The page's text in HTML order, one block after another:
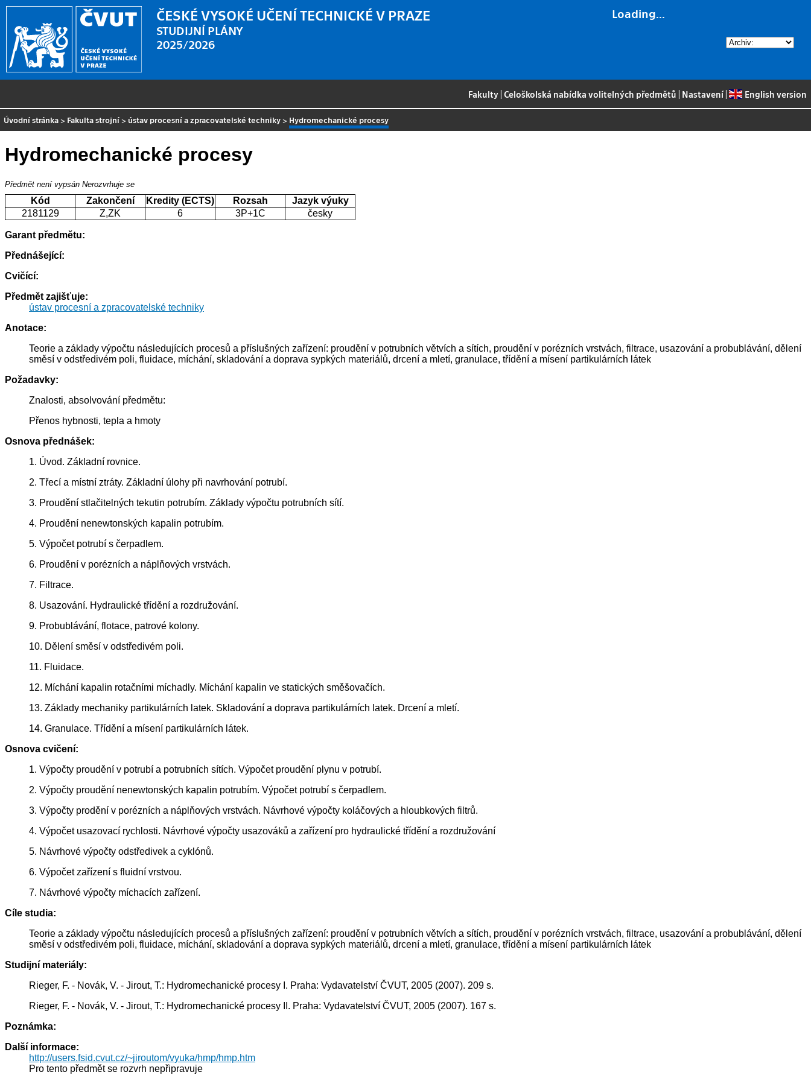
Loading...
ČESKÉ VYSOKÉ UČENÍ TECHNICKÉ V PRAZE
STUDIJNÍ PLÁNY
2025/2026
Fakulty |Celoškolská nabídka volitelných předmětů Nastavení| English version
Úvodní stránka > Fakulta strojní > ústav procesní a zpracovatelské techniky > Hydromechanické procesy
Hydromechanické procesy
Předmět není vypsán Nerozvrhuje se
Kód Zakončení Kredity (ECTS) Rozsah
Jazyk výuky
2181129
Z,ZK 6 3P+1C česky
Garant předmětu:
Přednášející:
Cvičící:
Předmět zajišťuje:
ústav procesní a zpracovatelské techniky
Anotace:
Teorie a základy výpočtu následujících procesů a příslušných zařízení: proudění v potrubních větvích a sítích, proudění v porézních vrstvách, filtrace, usazování a probublávání, dělení
směsí v odstředivém poli, fluidace, míchání, skladování a doprava sypkých materiálů, drcení a mletí, granulace, třídění a mísení partikulárních látek
Požadavky:
Znalosti, absolvování předmětu:
Přenos hybnosti, tepla a hmoty
Osnova přednášek:
1. Úvod. Základní rovnice.
2. Třecí a místní ztráty. Základní úlohy při navrhování potrubí.
3. Proudění stlačitelných tekutin potrubím. Základy výpočtu potrubních sítí.
4. Proudění nenewtonských kapalin potrubím.
5. Výpočet potrubí s čerpadlem.
6. Proudění v porézních a náplňových vrstvách.
7. Filtrace.
8. Usazování. Hydraulické třídění a rozdružování.
9. Probublávání, flotace, patrové kolony.
10. Dělení směsí v odstředivém poli.
11. Fluidace.
12. Míchání kapalin rotačními míchadly. Míchání kapalin ve statických směšovačích.
13. Základy mechaniky partikulárních latek. Skladování a doprava partikulárních latek. Drcení a mletí.
14. Granulace. Třídění a mísení partikulárních látek.
Osnova cvičení:
1. Výpočty proudění v potrubí a potrubních sítích. Výpočet proudění plynu v potrubí.
2. Výpočty proudění nenewtonských kapalin potrubím. Výpočet potrubí s čerpadlem.
3. Výpočty prodění v porézních a náplňových vrstvách. Návrhové výpočty koláčových a hloubkových filtrů.
4. Výpočet usazovací rychlosti. Návrhové výpočty usazováků a zařízení pro hydraulické třídění a rozdružování
5. Návrhové výpočty odstředivek a cyklónů.
6. Výpočet zařízení s fluidní vrstvou.
7. Návrhové výpočty míchacích zařízení.
Cíle studia:
Teorie a základy výpočtu následujících procesů a příslušných zařízení: proudění v potrubních větvích a sítích, proudění v porézních vrstvách, filtrace, usazování a probublávání, dělení
směsí v odstředivém poli, fluidace, míchání, skladování a doprava sypkých materiálů, drcení a mletí, granulace, třídění a mísení partikulárních látek
Studijní materiály:
Rieger, F. - Novák, V. - Jirout, T.: Hydromechanické procesy I. Praha: Vydavatelství ČVUT, 2005 (2007). 209 s.
Rieger, F. - Novák, V. - Jirout, T.: Hydromechanické procesy II. Praha: Vydavatelství ČVUT, 2005 (2007). 167 s.
Poznámka:
Další informace:
http://users.fsid.cvut.cz/~jiroutom/vyuka/hmp/hmp.htm
Pro tento předmět se rozvrh nepřipravuje